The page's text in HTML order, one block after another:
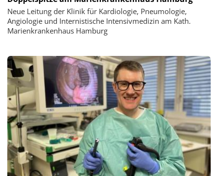
Neue Leitung der Klinik für Kardiologie, Pneumologie,
Angiologie und Internistische Intensivmedizin am Kath.
Marienkrankenhaus Hamburg